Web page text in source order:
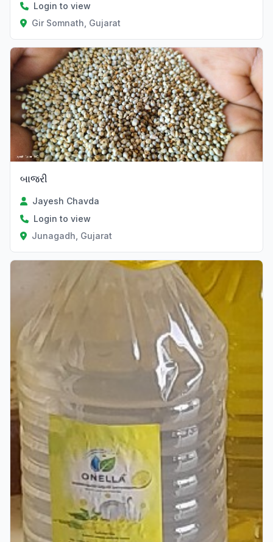
Login to view
Gir Somnath, Gujarat
બાજરી
Jayesh Chavda
Login to view
Junagadh, Gujarat